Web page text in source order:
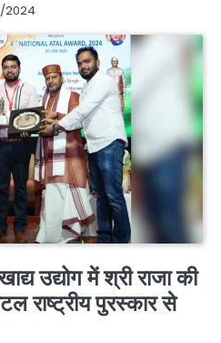
2024
उद्योग में श्री राजा की
राष्ट्रीय पुरस्कार से